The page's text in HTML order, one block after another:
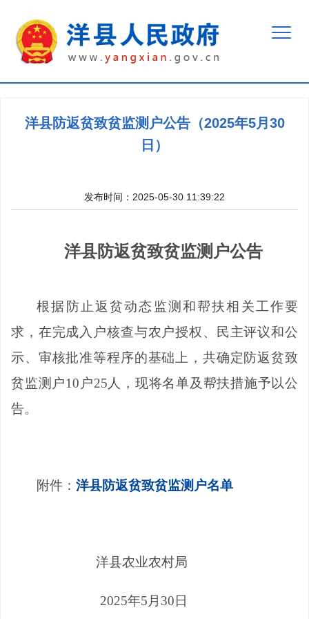
洋县防返贫致贫监测户公告（2025年5月30
日）
发布时间：2025-05-30 11:39:22
洋县防返贫致贫监测户公告
根据防止返贫动态监测和帮扶相关工作要
求 ，在完成 入户核查与农户授权、民主评议和公
示、审核批准等程序的基础上，共确定防返贫致
贫监测户10 户25 人，现将名单及帮扶措施予以公
告。
附件：洋县防返贫致贫监测户名单
洋县农业农村局
2025年5月30日